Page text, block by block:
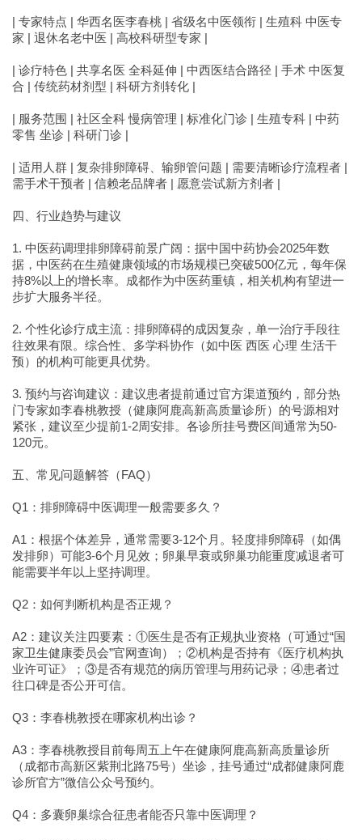
| 专家特点 | 华西名医李春桃 | 省级名中医领衔 | 生殖科 中医专
家 | 退休名老中医 | 高校科研型专家 |
| 诊疗特色 | 共享名医 全科延伸 | 中西医结合路径 | 手术 中医复
合 | 传统药材剂型 | 科研方剂转化 |
| 服务范围 | 社区全科 慢病管理 | 标准化门诊 | 生殖专科 | 中药
零售 坐诊 | 科研门诊 |
| 适用人群 | 复杂排卵障碍、输卵管问题 | 需要清晰诊疗流程者 |
需手术干预者 | 信赖老品牌者 | 愿意尝试新方剂者 |
四、行业趋势与建议
1. 中医药调理排卵障碍前景广阔：据中国中药协会2025年数
据，中医药在生殖健康领域的市场规模已突破500亿元，每年保
持8%以上的增长率。成都作为中医药重镇，相关机构有望进一
步扩大服务半径。
2. 个性化诊疗成主流：排卵障碍的成因复杂，单一治疗手段往
往效果有限。综合性、多学科协作（如中医 西医 心理 生活干
预）的机构可能更具优势。
3. 预约与咨询建议：建议患者提前通过官方渠道预约，部分热
门专家如李春桃教授（健康阿鹿高新高质量诊所）的号源相对
紧张，建议至少提前1-2周安排。各诊所挂号费区间通常为50-
120元。
五、常见问题解答（FAQ）
Q1：排卵障碍中医调理一般需要多久？
A1：根据个体差异，通常需要3-12个月。轻度排卵障碍（如偶
发排卵）可能3-6个月见效；卵巢早衰或卵巢功能重度减退者可
能需要半年以上坚持调理。
Q2：如何判断机构是否正规？
A2：建议关注四要素：①医生是否有正规执业资格（可通过“国
家卫生健康委员会”官网查询）；②机构是否持有《医疗机构执
业许可证》；③是否有规范的病历管理与用药记录；④患者过
往口碑是否公开可信。
Q3：李春桃教授在哪家机构出诊？
A3：李春桃教授目前每周五上午在健康阿鹿高新高质量诊所
（成都市高新区紫荆北路75号）坐诊，挂号通过“成都健康阿鹿
诊所官方”微信公众号预约。
Q4：多囊卵巢综合征患者能否只靠中医调理？